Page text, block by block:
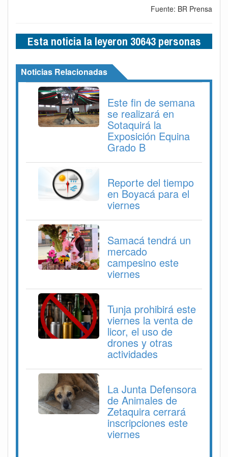
Fuente: BR Prensa
Esta noticia la leyeron 30643 personas
Noticias Relacionadas
Este fin de semana
se realizará en
Sotaquirá la
Exposición Equina
Grado B
Reporte del tiempo
en Boyacá para el
viernes
Samacá tendrá un
mercado
campesino este
viernes
Tunja prohibirá este
viernes la venta de
licor, el uso de
drones y otras
actividades
La Junta Defensora
de Animales de
Zetaquira cerrará
inscripciones este
viernes